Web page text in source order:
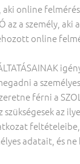
aki online
az a személy, aki
online
a
férni a
az
adatait, és ne